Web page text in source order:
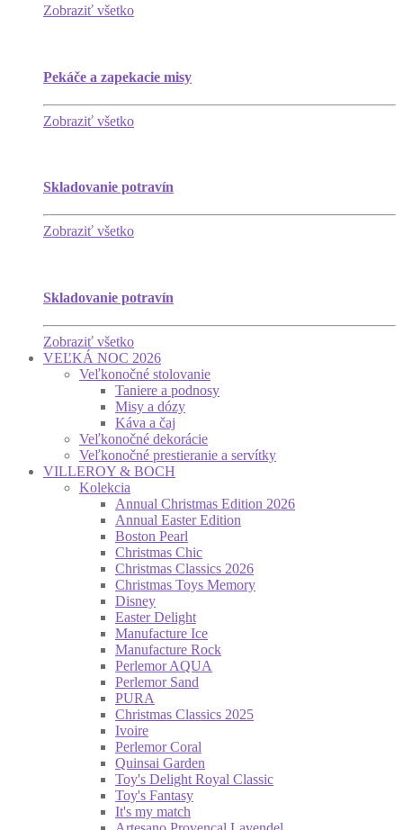
Zobraziť všetko
Pekáče a zapekacie misy
Zobraziť všetko
Skladovanie potravín
Zobraziť všetko
Skladovanie potravín
Zobraziť všetko
VEĽKÁ NOC 2026
Veľkonočné stolovanie
Taniere a podnosy
Misy a dózy
Káva a čaj
Veľkonočné dekorácie
Veľkonočné prestieranie a servítky
VILLEROY & BOCH
Kolekcia
Annual Christmas Edition 2026
Annual Easter Edition
Boston Pearl
Christmas Chic
Christmas Classics 2026
Christmas Toys Memory
Disney
Easter Delight
Manufacture Ice
Manufacture Rock
Perlemor AQUA
Perlemor Sand
PURA
Christmas Classics 2025
Ivoire
Perlemor Coral
Quinsai Garden
Toy's Delight Royal Classic
Toy's Fantasy
It's my match